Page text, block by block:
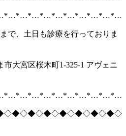
で、土日も診療を行っておりま
市大宮区桜木町1-325-1 アヴェニ